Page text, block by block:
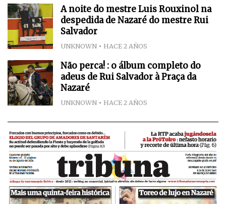
A noite do mestre Luis Rouxinol na
despedida de Nazaré do mestre Rui
Salvador
UNKNOWN HACE 2 AÑOS
Não perca! : o álbum completo do
adeus de Rui Salvador à Praça da
Nazaré
UNKNOWN HACE 2 AÑOS